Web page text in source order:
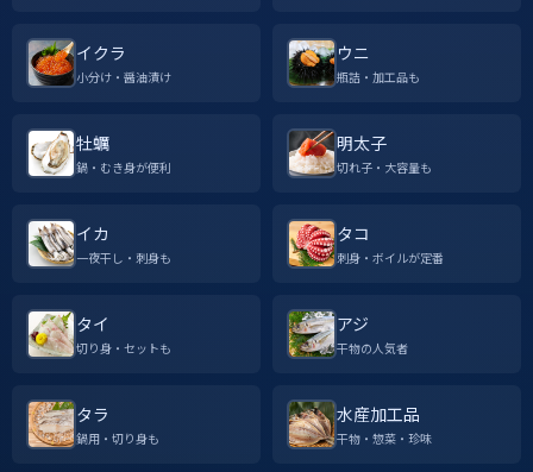
イクラ
小分け・醤油漬け
ウニ
瓶詰・加工品も
牡蠣
鍋・むき身が便利
明太子
切れ子・大容量も
イカ
一夜干し・刺身も
タコ
刺身・ボイルが定番
タイ
切り身・セットも
アジ
干物の人気者
タラ
鍋用・切り身も
水産加工品
干物・惣菜・珍味